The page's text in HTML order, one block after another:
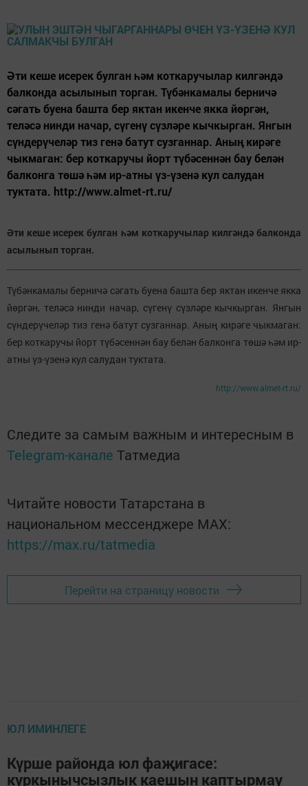
Әти кеше исерек булган һәм коткаручылар килгәндә
балконда асылынып торган. Түбәнкамалы берничә
сәгать буена башта бер яктан икенче якка йөргән,
теләсә нинди начар, сүгенү сүзләре кычкырган. Янгын
сүндерүчеләр тиз генә батут сузганнар. Аның кирәге
чыкмаган: бер коткаручы йорт түбәсеннән бау белән
балконга төшә һәм ир-атны үз-үзенә кул салудан
туктата. http://www.almet-rt.ru/
Әти кеше исерек булган һәм коткаручылар килгәндә балконда
асылынып торган.
Түбәнкамалы берничә сәгать буена башта бер яктан икенче якка
йөргән, теләсә нинди начар, сүгенү сүзләре кычкырган. Янгын
сүндерүчеләр тиз генә батут сузганнар. Аның кирәге чыкмаган:
бер коткаручы йорт түбәсеннән бау белән балконга төшә һәм ир-
атны үз-үзенә кул салудан туктата.
http://www.almet-rt.ru/
Следите за самым важным и интересным в
Telegram-канале Татмедиа
Читайте новости Татарстана в
национальном мессенджере MАХ:
https://max.ru/tatmedia
Перейти на страницу новости
ЮЛ ИМИНЛЕГЕ
Күрше районда юл фаҗигасе:
куркынычсызлык каешын каптырмау